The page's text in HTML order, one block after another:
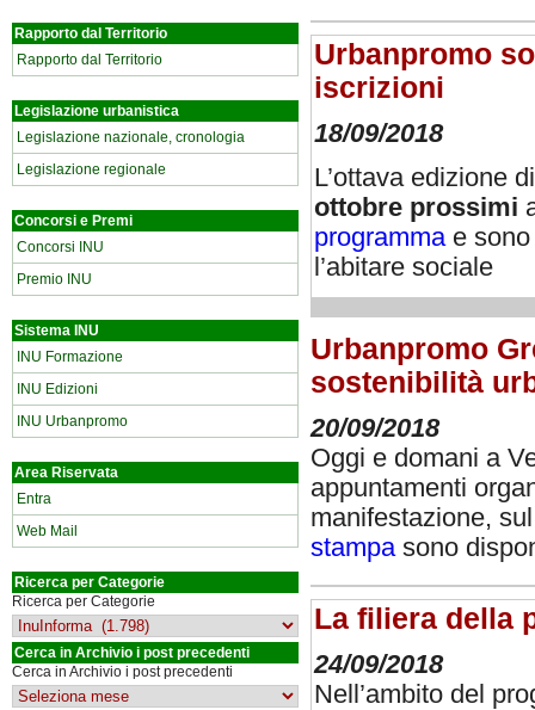
Rapporto dal Territorio
Rapporto dal Territorio
Legislazione urbanistica
Legislazione nazionale, cronologia
Legislazione regionale
Concorsi e Premi
Concorsi INU
Premio INU
Sistema INU
INU Formazione
INU Edizioni
INU Urbanpromo
Area Riservata
Entra
Web Mail
Ricerca per Categorie
Ricerca per Categorie
Cerca in Archivio i post precedenti
Cerca in Archivio i post precedenti
Urbanpromo
iscrizioni
18/09/2018
L’ottava edizione
ottobre prossimi
programmae
l’abitare sociale
Urbanpromo
sostenibilità
20/09/2018
Oggi e domani a
appuntamenti
manifestazione,
stampasono
La filiera della
24/09/2018
Nell’ambito del